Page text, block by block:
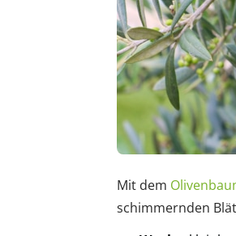
Mit dem
schimmernden